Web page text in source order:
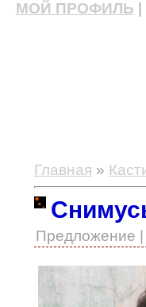
МОЙ ПРОФИЛЬ
Главная »
Предложение |